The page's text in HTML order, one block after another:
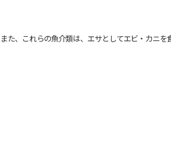
、これらの魚介類は、エサとしてエビ・カニを